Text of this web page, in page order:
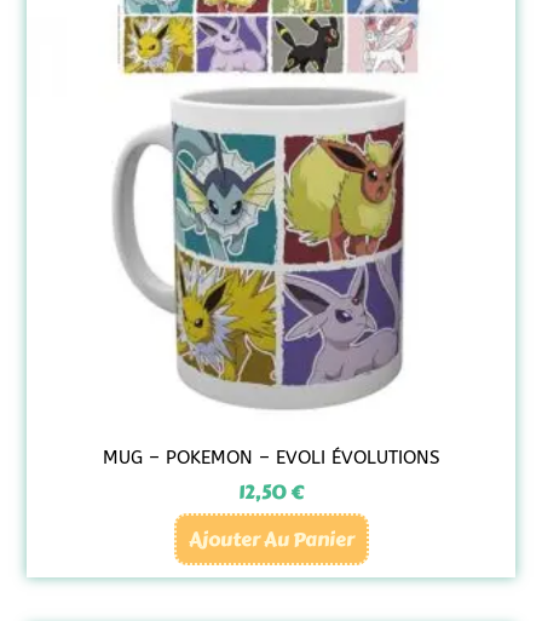
MUG – POKEMON – EVOLI ÉVOLUTIONS
12,50€
Ajouter Au Panier